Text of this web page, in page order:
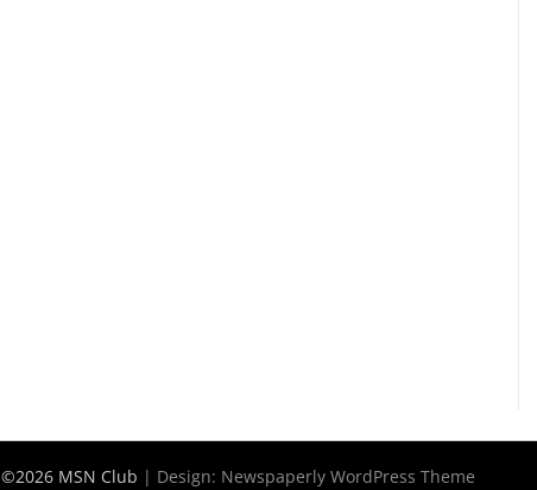
©2026 MSN Club | Design: Newspaperly WordPress Theme